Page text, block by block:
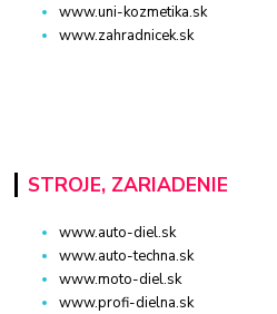
www.uni-kozmetika.sk
www.zahradnicek.sk
STROJE, ZARIADENIE
www.auto-diel.sk
www.auto-techna.sk
www.moto-diel.sk
www.profi-dielna.sk